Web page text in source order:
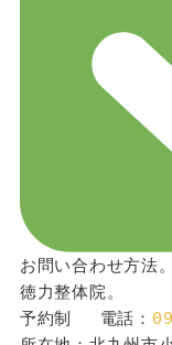
お問い合わせ方法。
徳力整体院。
予約制 　電話：